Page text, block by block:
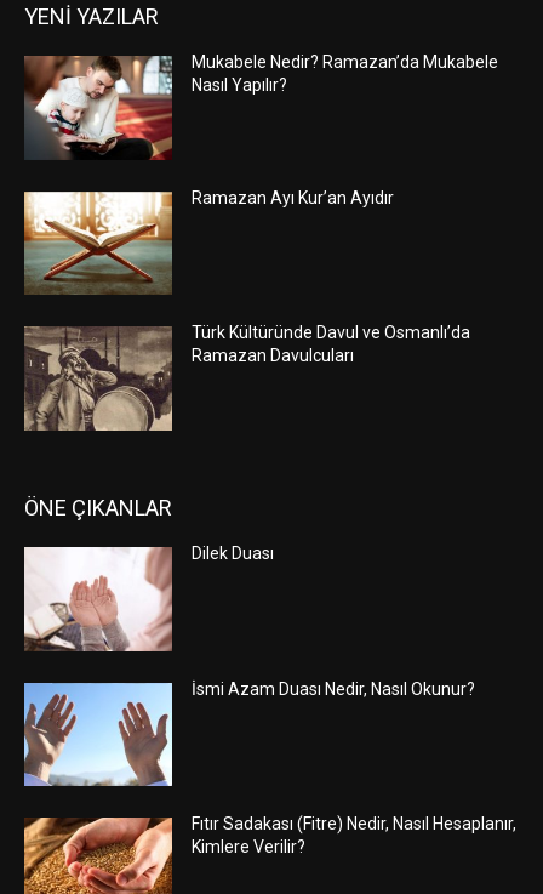
YENİ YAZILAR
Mukabele Nedir? Ramazan’da Mukabele
Nasıl Yapılır?
Ramazan Ayı Kur’an Ayıdır
Türk Kültüründe Davul ve Osmanlı’da
Ramazan Davulcuları
ÖNE ÇIKANLAR
Dilek Duası
İsmi Azam Duası Nedir, Nasıl Okunur?
Fıtır Sadakası (Fitre) Nedir, Nasıl Hesaplanır,
Kimlere Verilir?